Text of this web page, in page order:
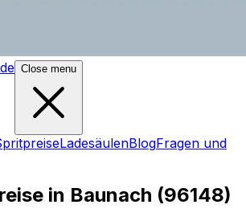
Close menu
LadesäulenBlogFragen und
in Baunach (96148)